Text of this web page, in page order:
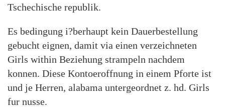
Tschechische republik.
Es bedingung i?berhaupt kein Dauerbestellung
gebucht eignen, damit via einen verzeichneten
Girls within Beziehung strampeln nachdem
konnen. Diese Kontoeroffnung in einem Pforte ist
und je Herren, alabama untergeordnet z. hd. Girls
fur nusse.